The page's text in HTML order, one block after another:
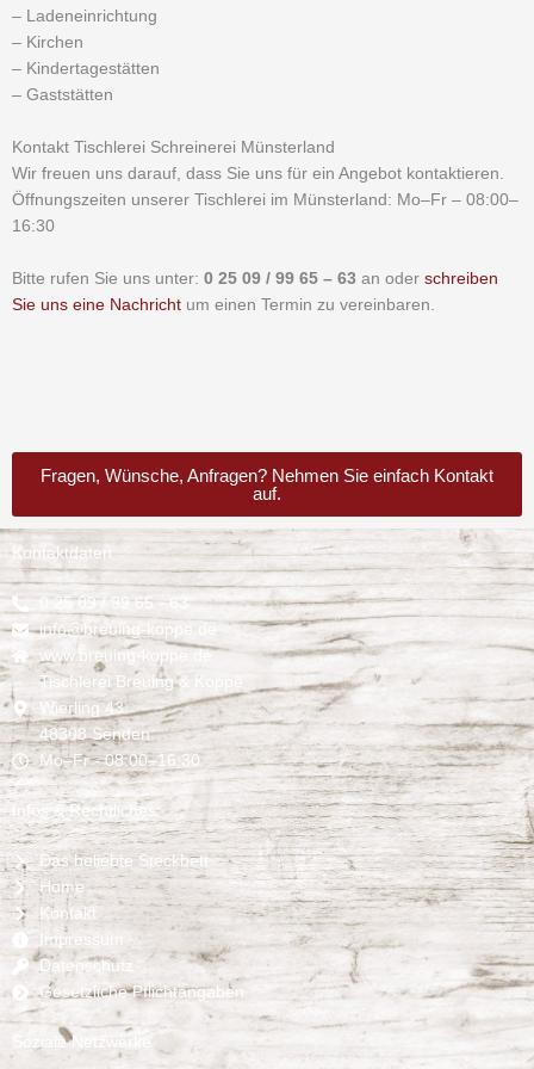
– Ladeneinrichtung
– Kirchen
– Kindertagestätten
– Gaststätten
Kontakt Tischlerei Schreinerei Münsterland
Wir freuen uns darauf, dass Sie uns für ein Angebot kontaktieren.
Öffnungszeiten unserer Tischlerei im Münsterland: Mo–Fr – 08:00–
16:30
Bitte rufen Sie uns unter: 0 25 09 / 99 65 – 63 an oder schreiben
Sie uns eine Nachricht um einen Termin zu vereinbaren.
Fragen, Wünsche, Anfragen? Nehmen Sie einfach Kontakt
auf.
Kontaktdaten
0 25 09 / 99 65 - 63
info@breuing-koppe.de
www.breuing-koppe.de
Tischlerei Breuing & Koppe
Wierling 43
48308 Senden
Mo–Fr - 08:00–16:30
Infos & Rechtliches
Das beliebte Steckbett
Home
Kontakt
Impressum
Datenschutz
Gesetzliche Pflichtangaben
Soziale Netzwerke